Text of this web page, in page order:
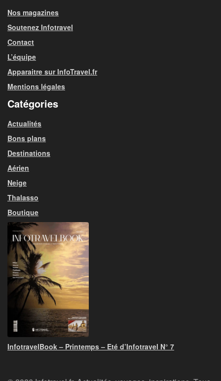
Nos magazines
Soutenez Infotravel
Contact
L’équipe
Apparaitre sur InfoTravel.fr
Mentions légales
Catégories
Actualités
Bons plans
Destinations
Aérien
Neige
Thalasso
Boutique
InfotravelBook – Printemps – Eté d’Infotravel N° 7